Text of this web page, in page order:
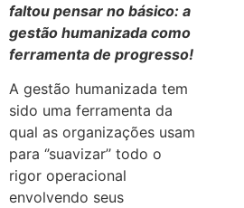
faltou pensar no básico: a
gestão humanizada como
ferramenta de progresso!
A gestão humanizada tem
sido uma ferramenta da
qual as organizações usam
para ‘’suavizar’’ todo o
rigor operacional
envolvendo seus